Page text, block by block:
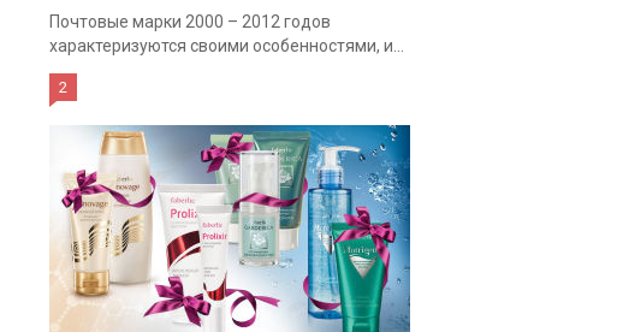
Почтовые марки 2000 – 2012 годов
характеризуются своими особенностями, и...
2